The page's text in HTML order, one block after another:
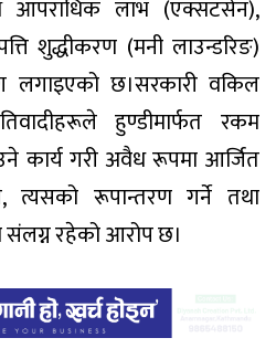
आपराधिक लाभ (एक्सटर्सन),
शुद्धीकरण (मनी लाउन्डरिङ)
लगाइएको छ।सरकारी वकिल
हुण्डीमार्फत रकम
कार्य गरी अवैध रूपमा आर्जित
त्यसको रूपान्तरण गर्ने तथा
संलग्न रहेको आरोप छ।